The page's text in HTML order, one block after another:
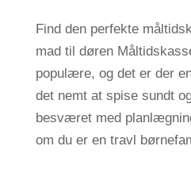
Find den perfekte
mad til døren
populære, og det er der
det nemt at spise sundt
besværet med
om du er en travl